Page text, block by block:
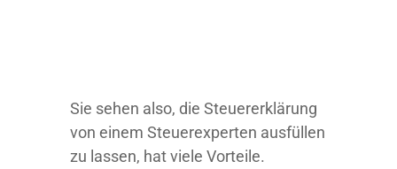
Sie sehen also, die Steuererklärung
von einem Steuerexperten ausfüllen
zu lassen, hat viele Vorteile.